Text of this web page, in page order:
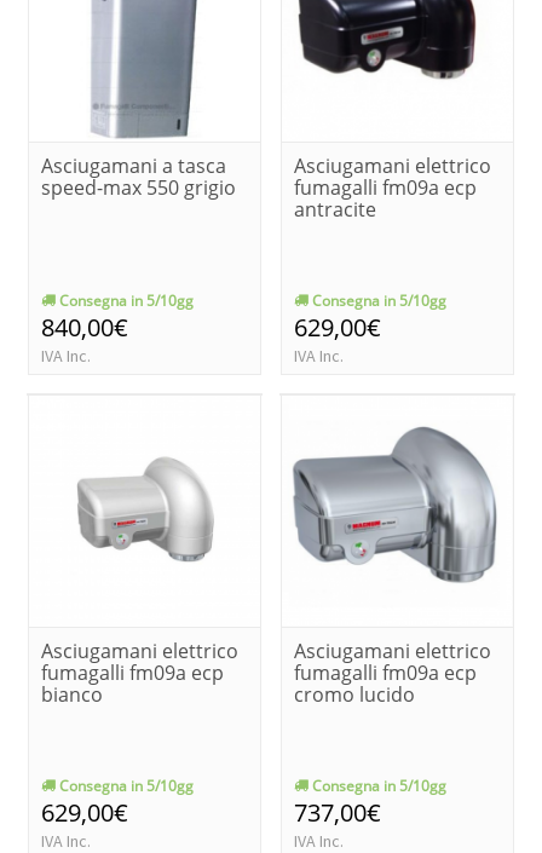
Asciugamani a tasca
speed-max 550 grigio
Consegna in 5/10gg
840,00€
IVA Inc.
Asciugamani elettrico
fumagalli fm09a ecp
antracite
Consegna in 5/10gg
629,00€
IVA Inc.
Asciugamani elettrico
fumagalli fm09a ecp
bianco
Consegna in 5/10gg
629,00€
IVA Inc.
Asciugamani elettrico
fumagalli fm09a ecp
cromo lucido
Consegna in 5/10gg
737,00€
IVA Inc.